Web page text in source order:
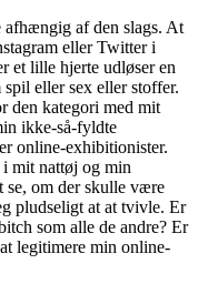
afhængig af den slags. At
eller Twitter i
et lille hjerte udløser en
eller sex eller stoffer.
den kategori med mit
ikke-så-fyldte
online-exhibitionister.
mit nattøj og min
se, om der skulle være
pludseligt at at tvivle. Er
som alle de andre? Er
legitimere min online-